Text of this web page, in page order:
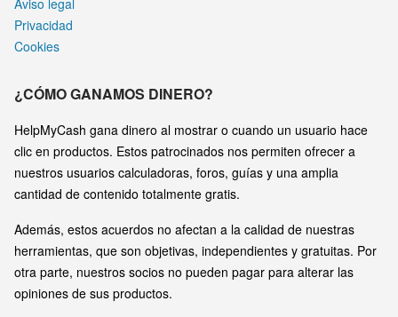
Aviso legal
Privacidad
Cookies
¿CÓMO GANAMOS DINERO?
HelpMyCash gana dinero al mostrar o cuando un usuario hace
clic en productos. Estos patrocinados nos permiten ofrecer a
nuestros usuarios calculadoras, foros, guías y una amplia
cantidad de contenido totalmente gratis.
Además, estos acuerdos no afectan a la calidad de nuestras
herramientas, que son objetivas, independientes y gratuitas. Por
otra parte, nuestros socios no pueden pagar para alterar las
opiniones de sus productos.